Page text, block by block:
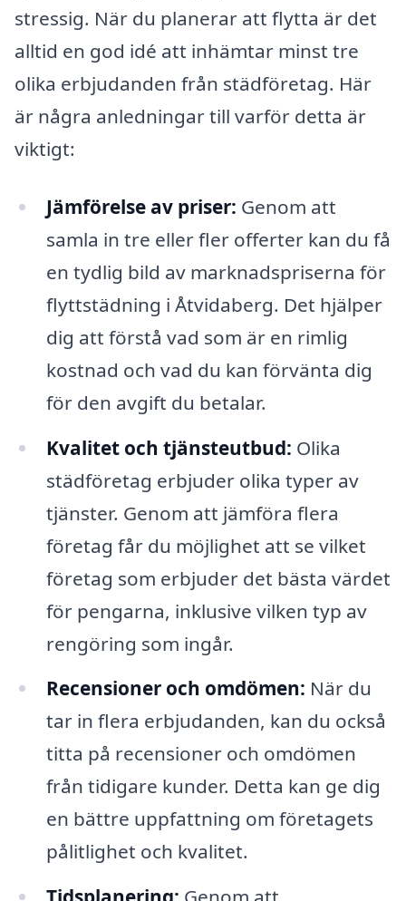
stressig. När du planerar att flytta är det
alltid en god idé att inhämtar minst tre
olika erbjudanden från städföretag. Här
är några anledningar till varför detta är
viktigt:
Jämförelse av priser: Genom att
samla in tre eller fler offerter kan du få
en tydlig bild av marknadspriserna för
flyttstädning i Åtvidaberg. Det hjälper
dig att förstå vad som är en rimlig
kostnad och vad du kan förvänta dig
för den avgift du betalar.
Kvalitet och tjänsteutbud: Olika
städföretag erbjuder olika typer av
tjänster. Genom att jämföra flera
företag får du möjlighet att se vilket
företag som erbjuder det bästa värdet
för pengarna, inklusive vilken typ av
rengöring som ingår.
Recensioner och omdömen: När du
tar in flera erbjudanden, kan du också
titta på recensioner och omdömen
från tidigare kunder. Detta kan ge dig
en bättre uppfattning om företagets
pålitlighet och kvalitet.